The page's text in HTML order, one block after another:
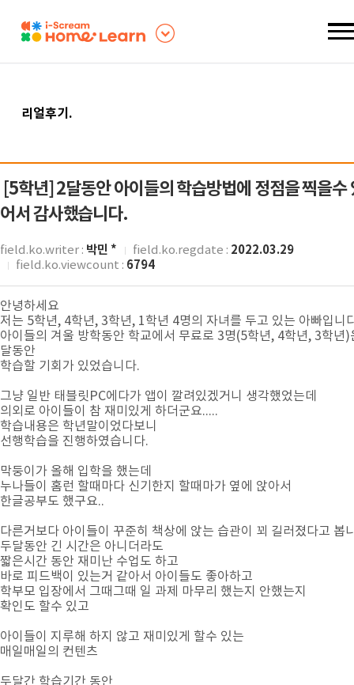
리얼후기 .
[5학년] 2달동안 아이들의 학습방법에 정점을 찍을수
어서 감사했습니다.
field.ko.writer : 박민 * field.ko.regdate : 2022.03.29
field.ko.viewcount : 6794
안녕하세요
저는 5학년, 4학년, 3학년, 1학년 4명의 자녀를 두고 있는 아빠입니
아이들의 겨울 방학동안 학교에서 무료로 3명(5학년, 4학년, 3학년)
달동안
학습할 기회가 있었습니다.
그냥 일반 태블릿PC에다가 앱이 깔려있겠거니 생각했었는데
의외로 아이들이 참 재미있게 하더군요.....
학습내용은 학년말이었다보니
선행학습을 진행하였습니다.
막둥이가 올해 입학을 했는데
누나들이 홈런 할때마다 신기한지 할때마가 옆에 앉아서
한글공부도 했구요..
다른거보다 아이들이 꾸준히 책상에 앉는 습관이 꾀 길러졌다고 봅
두달동안 긴 시간은 아니더라도
짧은시간 동안 재미난 수업도 하고
바로 피드백이 있는거 같아서 아이들도 좋아하고
학부모 입장에서 그때그때 일 과제 마무리 했는지 안했는지
확인도 할수 있고
아이들이 지루해 하지 않고 재미있게 할수 있는
매일매일의 컨텐츠
두달간 학습기간 동안